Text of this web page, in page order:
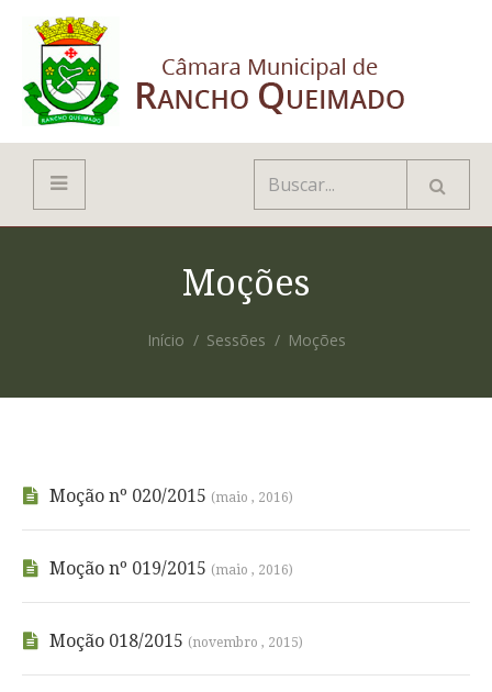
Moções
Início Sessões Moções
Moção nº 020/2015 (maio , 2016)
Moção nº 019/2015 (maio , 2016)
Moção 018/2015 (novembro , 2015)